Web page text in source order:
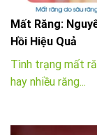
Mất Răng:
Hồi Hiệu Quả
Tình trạng mất
hay nhiều răng...